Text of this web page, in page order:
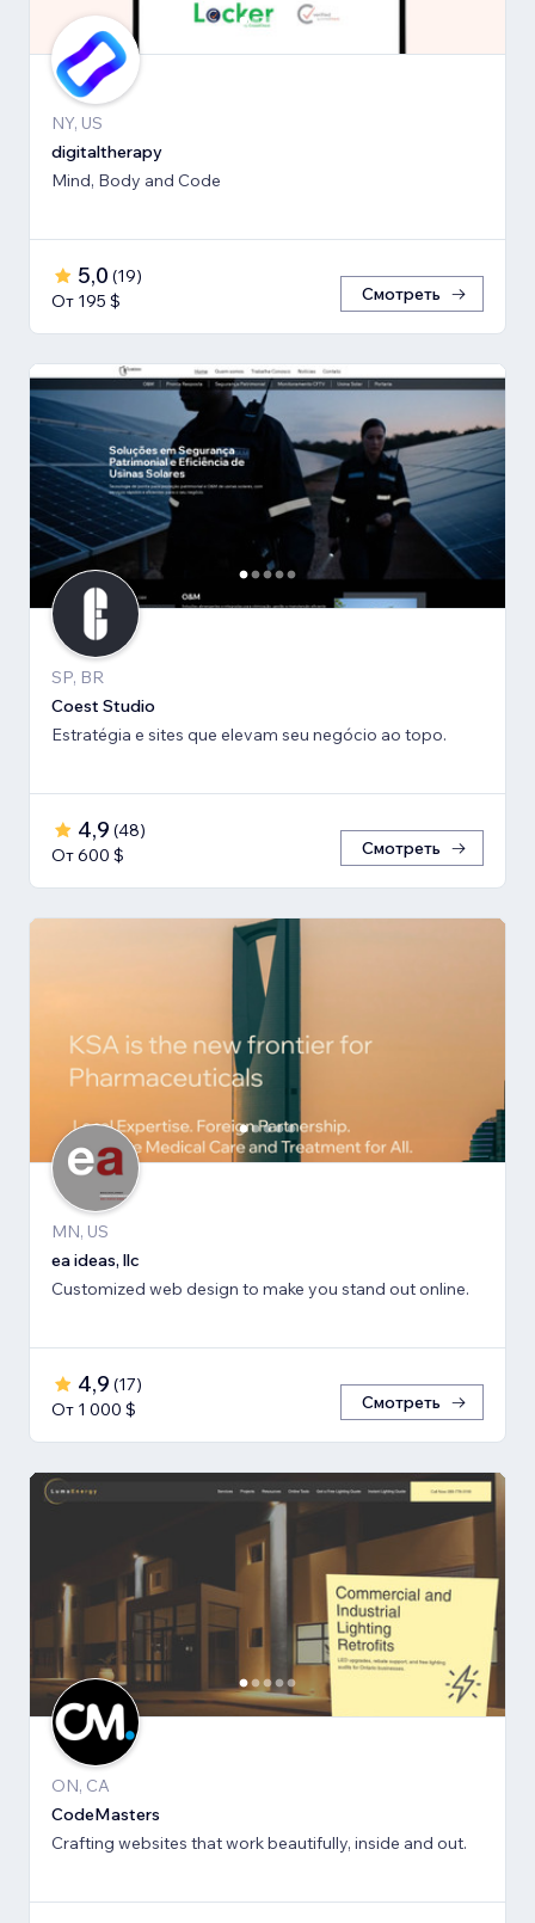
NY, US
digitaltherapy
Mind, Body and Code
5,0 (19)
От 195 $
Смотреть
SP, BR
Coest Studio
Estratégia e sites que elevam seu negócio ao topo.
4,9 (48)
От 600 $
Смотреть
MN, US
ea ideas, llc
Customized web design to make you stand out online.
4,9 (17)
От 1 000 $
Смотреть
ON, CA
CodeMasters
Crafting websites that work beautifully, inside and out.